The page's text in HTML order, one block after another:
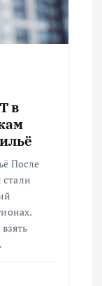
в
После